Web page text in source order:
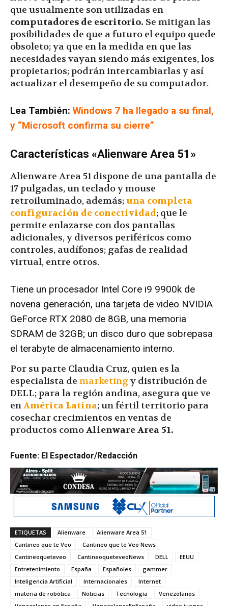
que usualmente son utilizadas en
computadores de escritorio. Se mitigan las
posibilidades de que a futuro el equipo quede
obsoleto; ya que en la medida en que las
necesidades vayan siendo más exigentes, los
propietarios; podrán intercambiarlas y así
actualizar el desempeño de su computador.
Lea También: Windows 7 ha llegado a su final,
y “Microsoft confirma su cierre”
Características «Alienware Area 51»
Alienware Area 51 dispone de una pantalla de
17 pulgadas, un teclado y mouse
retroiluminado, además;una completa
configuración de conectividad; que le
permite enlazarse con dos pantallas
adicionales, y diversos periféricos como
controles, audífonos; gafas de realidad
virtual, entre otros.
Tiene un procesador Intel Core i9 9900k de
novena generación, una tarjeta de video NVIDIA
GeForce RTX 2080 de 8GB, una memoria
SDRAM de 32GB; un disco duro que sobrepasa
el terabyte de almacenamiento interno.
Por su parte Claudia Cruz, quien es la
especialista de marketingy distribución de
DELL; para la región andina, asegura que ve
enAmérica Latina; un fértil territorio para
cosechar crecimientos en ventas de
productos comoAlienware Area 51.
Fuente: El Espectador/Redacción
ETIQUETAS Alienware
Alienware Area 51
Cantineo que te Veo
Cantineo que te Veo News
Cantineoqueteveo
CantineoqueteveoNews DELL
EEUU
Entretenimiento
España Españoles
gammer
Inteligencia Artificial
Internacionales
Internet
materia de robótica
Noticias Tecnología
Venezolanos